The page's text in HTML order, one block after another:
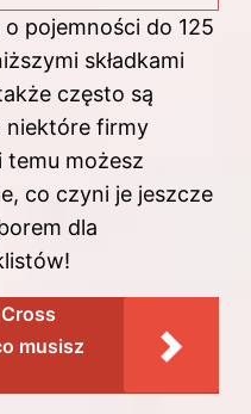
pojemności do 125
składkami
często są
niektóre firmy
temu możesz
co czyni je jeszcze
dla
musisz